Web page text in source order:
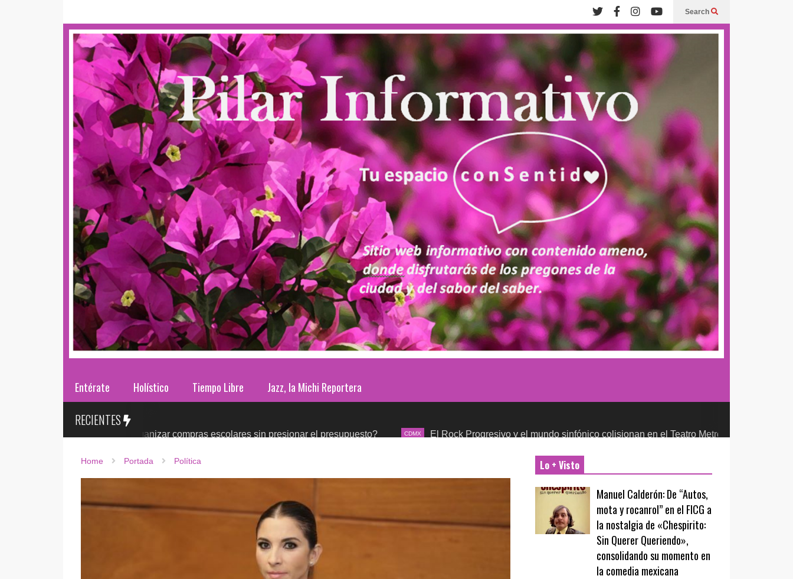
Search
Entérate Holístico Tiempo Libre Jazz, la Michi Reportera
RECIENTES
2026: ¿cómo organizar compras escolares sin presionar el presupuesto? CDMX El Rock Progresivo y el mundo sinfónico colisionan en el Teatro Metropólitan
Home Portada Política Lo + Visto
Manuel Calderón: De “Autos,
mota y rocanrol” en el FICG a
la nostalgia de «Chespirito:
Sin Querer Queriendo»,
consolidando su momento en
la comedia mexicana